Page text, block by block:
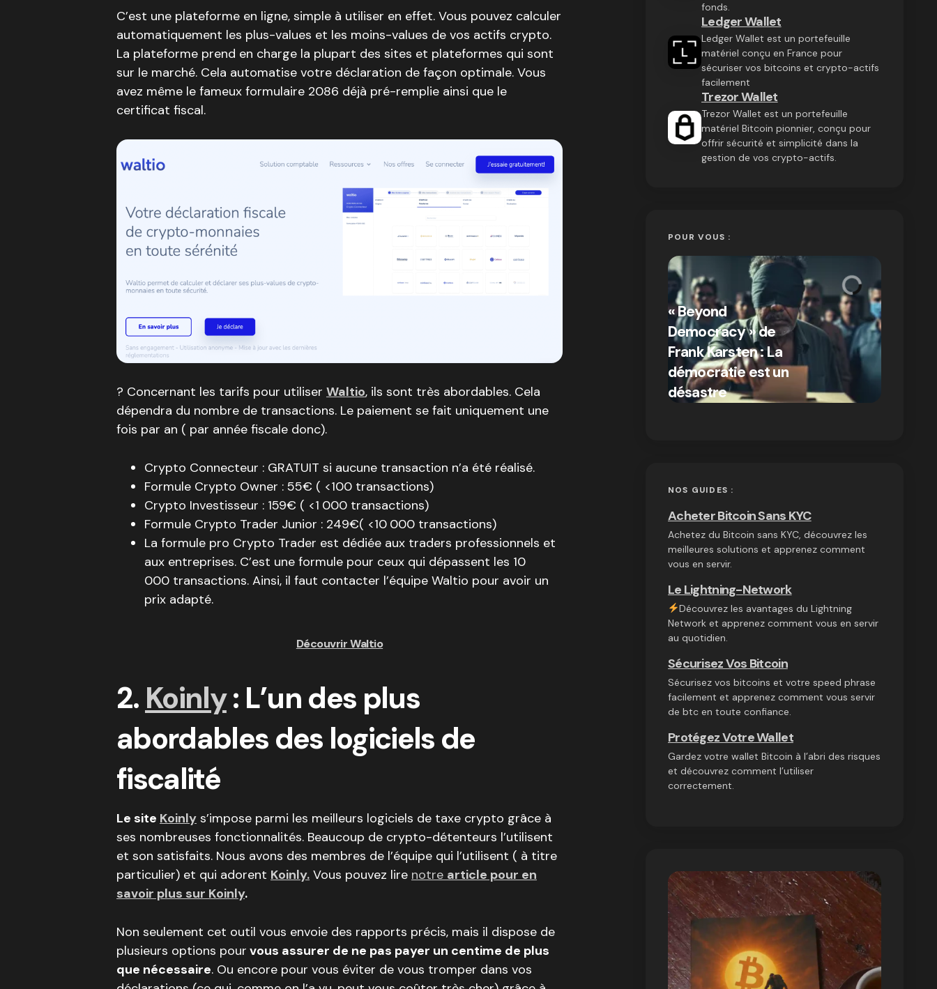
C’est une plateforme en ligne, simple à utiliser en effet. Vous pouvez calculer
automatiquement les plus-values et les moins-values de vos actifs crypto.
La plateforme prend en charge la plupart des sites et plateformes qui sont
sur le marché. Cela automatise votre déclaration de façon optimale. Vous
avez même le fameux formulaire 2086 déjà pré-remplie ainsi que le
certificat fiscal.
? Concernant les tarifs pour utiliser Waltio, ils sont très abordables. Cela
dépendra du nombre de transactions. Le paiement se fait uniquement une
fois par an ( par année fiscale donc).
Crypto Connecteur : GRATUIT si aucune transaction n’a été réalisé.
Formule Crypto Owner : 55€ ( <100 transactions)
Crypto Investisseur : 159€ ( <1 000 transactions)
Formule Crypto Trader Junior : 249€( <10 000 transactions)
La formule pro Crypto Trader est dédiée aux traders professionnels et
aux entreprises. C’est une formule pour ceux qui dépassent les 10
000 transactions. Ainsi, il faut contacter l’équipe Waltio pour avoir un
prix adapté.
Découvrir Waltio
2. Koinly: L’un des plus
abordables des logiciels de
fiscalité
Le site Koinly s’impose parmi les meilleurs logiciels de taxe crypto grâce à
ses nombreuses fonctionnalités. Beaucoup de crypto-détenteurs l’utilisent
et son satisfaits. Nous avons des membres de l’équipe qui l’utilisent ( à titre
particulier) et qui adorent Koinly. Vous pouvez lire notre article pour en
savoir plus sur Koinly.
Non seulement cet outil vous envoie des rapports précis, mais il dispose de
plusieurs options pour vous assurer de ne pas payer un centime de plus
que nécessaire. Ou encore pour vous éviter de vous tromper dans vos
fonds.
Ledger Wallet
Ledger Wallet est un portefeuille
matériel conçu en France pour
sécuriser vos bitcoins et crypto-actifs
facilement
Trezor Wallet
Trezor Wallet est un portefeuille
matériel Bitcoin pionnier, conçu pour
offrir sécurité et simplicité dans la
gestion de vos crypto-actifs.
POUR VOUS :
« Beyond
Democracy » de
Frank Karsten : La
démocratie est un
désastre
on 03/10/2024
NOS GUIDES :
Acheter Bitcoin Sans KYC
Achetez du Bitcoin sans KYC, découvrez les
meilleures solutions et apprenez comment
vous en servir.
Le Lightning-Network
Découvrez les avantages du Lightning
Network et apprenez comment vous en servir
au quotidien.
Sécurisez Vos Bitcoin
Sécurisez vos bitcoins et votre speed phrase
facilement et apprenez comment vous servir
de btc en toute confiance.
Protégez Votre Wallet
Gardez votre wallet Bitcoin à l’abri des risques
et découvrez comment l’utiliser
correctement.